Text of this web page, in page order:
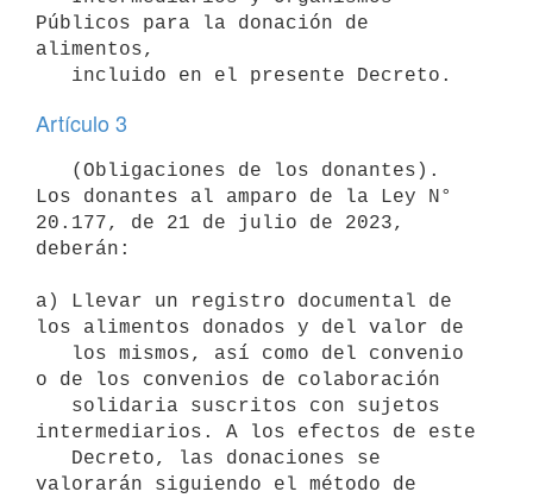
Públicos para la donación de
alimentos,
Artículo 3
Los donantes al amparo de la Ley N°
20.177, de 21 de julio de 2023,
deberán:
a) Llevar un registro documental de
los alimentos donados y del valor de
o de los convenios de colaboración
intermediarios. A los efectos de este
valorarán siguiendo el método de